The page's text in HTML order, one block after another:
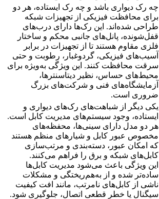
چه رک دیواری باشد و چه رک ایستاده، هر دو
برای محافظت فیزیکی از تجهیزات شبکه
طراحی شده‌اند. این رک‌ها دارای درب‌های
قفل‌شونده، پانل‌های جانبی محکم و ساختار
فلزی مقاوم هستند تا از تجهیزات در برابر
آسیب‌های فیزیکی، گردوغبار، رطوبت و حتی
سرقت محافظت کنند. این ویژگی به‌ویژه برای
محیط‌های حساس، نظیر دیتاسنترها،
آزمایشگاه‌های فنی و شرکت‌های بزرگ
ضروری است‌.
یکی دیگر از شباهت‌های رک‌های دیواری و
ایستاده، وجود سیستم‌های مدیریت کابل است.
هر دو مدل دارای سینی‌ها، محفظه‌های
مخصوص عبور کابل و شیارهای منظم هستند
که امکان عبور، دسته‌بندی و مرتب‌سازی
کابل‌های شبکه و برق را فراهم می‌کنند.
این ویژگی باعث می‌شود مدیریت کابل‌ها
ساده‌تر شده و از به‌هم‌ریختگی و مشکلات
ناشی از کابل‌های نامرتب، مانند افت کیفیت
سیگنال یا خطر قطعی اتصال، جلوگیری شود.